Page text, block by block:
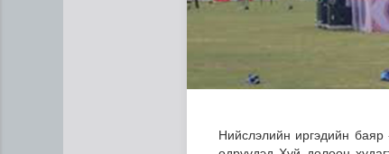
Нийслэлийн иргэдийн